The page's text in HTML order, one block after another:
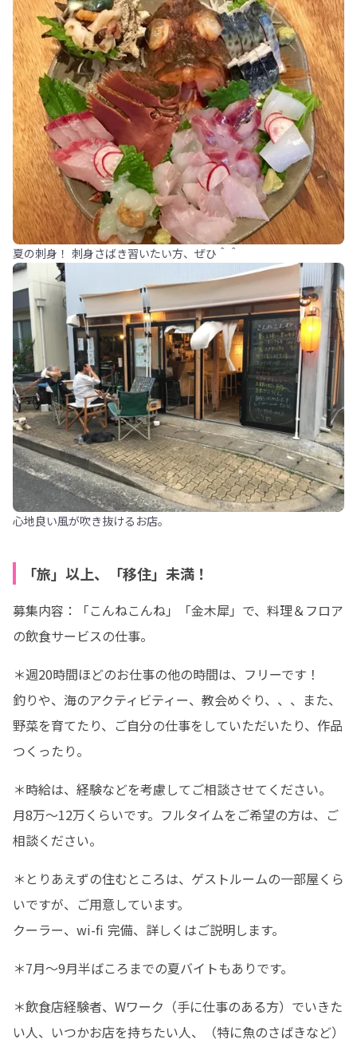
夏の刺身！ 刺身さばき習いたい方、ぜひ＾＾
心地良い風が吹き抜けるお店。
「旅」以上、「移住」未満！
募集内容：「こんねこんね」「金木犀」で、料理＆フロア
の飲食サービスの仕事。
＊週20時間ほどのお仕事の他の時間は、フリーです！
釣りや、海のアクティビティー、教会めぐり、、、また、
野菜を育てたり、ご自分の仕事をしていただいたり、作品
つくったり。
＊時給は、経験などを考慮してご相談させてください。
月8万〜12万くらいです。フルタイムをご希望の方は、ご
相談ください。
＊とりあえずの住むところは、ゲストルームの一部屋くら
いですが、ご用意しています。
クーラー、wi-fi 完備、詳しくはご説明します。
＊7月〜9月半ばころまでの夏バイトもありです。
＊飲食店経験者、Wワーク（手に仕事のある方）でいきた
い人、いつかお店を持ちたい人、（特に魚のさばきなど）